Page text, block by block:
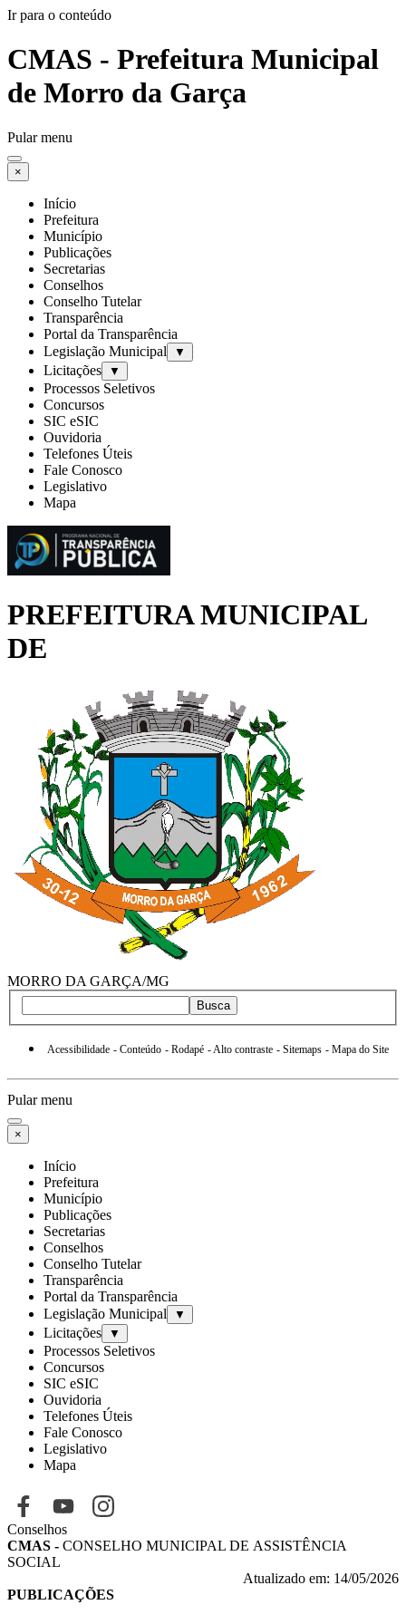
Ir para o conteúdo
CMAS - Prefeitura Municipal
de Morro da Garça
Pular menu
×
Início
Prefeitura
Município
Publicações
Secretarias
Conselhos
Conselho Tutelar
Transparência
Portal da Transparência
Legislação Municipal
▼
Licitações ▼
Processos Seletivos
Concursos
SIC eSIC
Ouvidoria
Telefones Úteis
Fale Conosco
Legislativo
Mapa
PREFEITURA MUNICIPAL
DE
MORRO DA GARÇA/MG
Busca
Acessibilidade - Conteúdo - Rodapé - Alto contraste - Sitemaps - Mapa do Site
Pular menu
×
Início
Prefeitura
Município
Publicações
Secretarias
Conselhos
Conselho Tutelar
Transparência
Portal da Transparência
Legislação Municipal
▼
Licitações ▼
Processos Seletivos
Concursos
SIC eSIC
Ouvidoria
Telefones Úteis
Fale Conosco
Legislativo
Mapa
Conselhos
CMAS - CONSELHO MUNICIPAL DЕ ASSISTÊNCIA
SOCIAL
Atualizado em: 14/05/2026
PUBLICAÇÕES